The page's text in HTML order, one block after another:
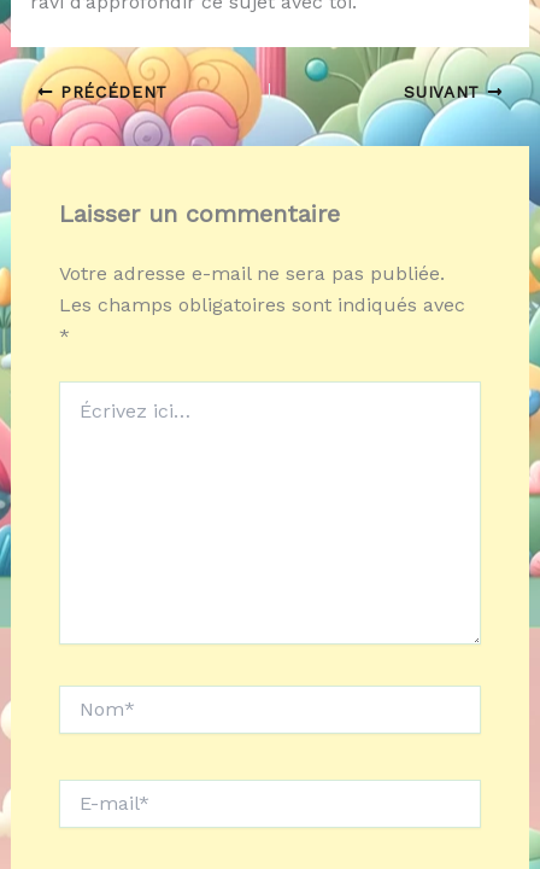
PRÉCÉDENT SUIVANT
Laisser un commentaire
Votre adresse e-mail ne sera pas publiée.
Les champs obligatoires sont indiqués avec
*
ici…
mail*